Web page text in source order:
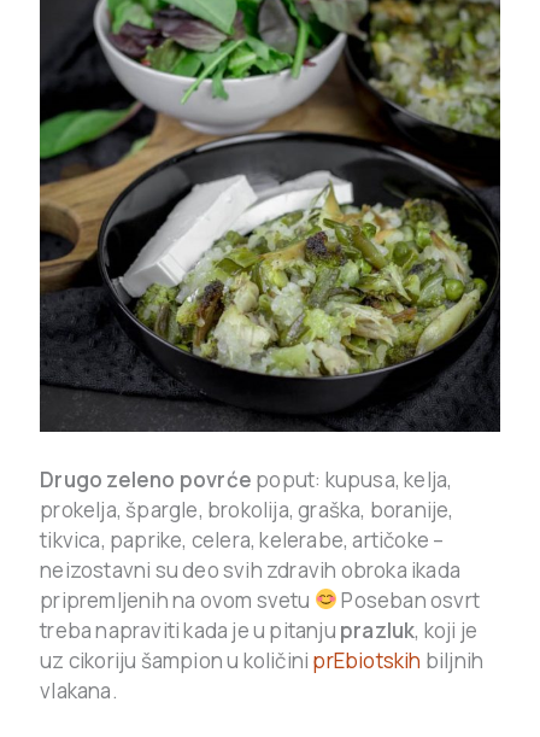
Drugo zeleno povrće poput: kupusa, kelja,
prokelja, špargle, brokolija, graška, boranije,
tikvica, paprike, celera, kelerabe, artičoke –
neizostavni su deo svih zdravih obroka ikada
pripremljenih na ovom svetu
Poseban osvrt
treba napraviti kada je u pitanju prazluk, koji je
uz cikoriju šampion u količini prEbiotskih biljnih
vlakana.